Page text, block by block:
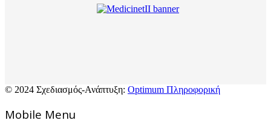
© 2024 Σχεδιασμός-Ανάπτυξη: Optimum Πληροφορική
Mοbile Menu